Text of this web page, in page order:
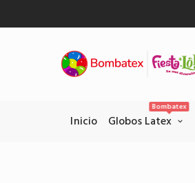
Inicio Globos Latex
Bombatex